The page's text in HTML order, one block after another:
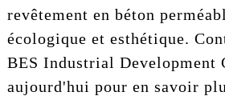
revêtement en béton
écologique et esthétique.
BES Industrial Development
aujourd'hui pour en savoir